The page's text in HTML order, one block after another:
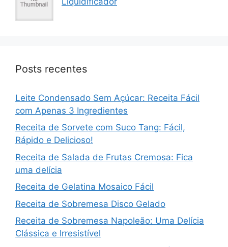
Posts recentes
Leite Condensado Sem Açúcar: Receita Fácil
com Apenas 3 Ingredientes
Receita de Sorvete com Suco Tang: Fácil,
Rápido e Delicioso!
Receita de Salada de Frutas Cremosa: Fica
uma delícia
Receita de Gelatina Mosaico Fácil
Receita de Sobremesa Disco Gelado
Receita de Sobremesa Napoleão: Uma Delícia
Clássica e Irresistível